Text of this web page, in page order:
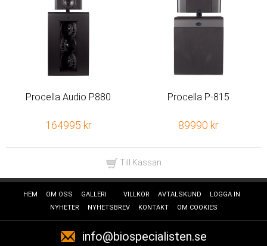
Procella Audio P880
164995 kr
Procella P-815
89990 kr
Till Kassan
HEM OM OSS GALLERI VILLKOR AVTALSKUND
LOGGA IN
NYHETER
NYHETSBREV KONTAKT OM COOKIES
info@biospecialisten.se